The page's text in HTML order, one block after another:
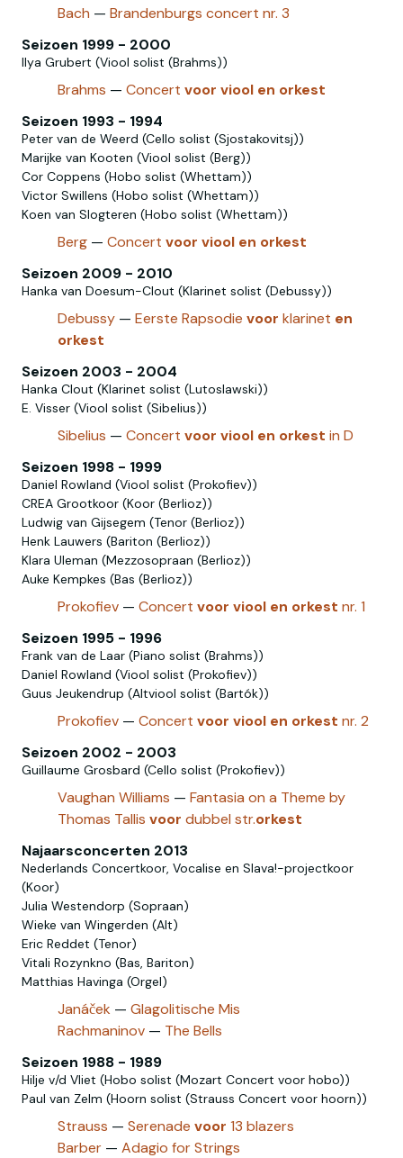
Bach — Brandenburgs concert nr. 3
Seizoen 1999 - 2000
Ilya Grubert (Viool solist (Brahms))
Brahms — Concert voor viool en orkest
Seizoen 1993 - 1994
Peter van de Weerd (Cello solist (Sjostakovitsj))
Marijke van Kooten (Viool solist (Berg))
Cor Coppens (Hobo solist (Whettam))
Victor Swillens (Hobo solist‎ (Whettam))
Koen van Slogteren (Hobo‎ solist‎‎ (Whettam))
Berg — Concert voor viool en orkest
Seizoen 2009 - 2010
Hanka van Doesum-Clout (Klarinet solist (Debussy))
Debussy — Eerste Rapsodie voor klarinet en
orkest
Seizoen 2003 - 2004
Hanka Clout (Klarinet solist (Lutoslawski))
E. Visser (Viool solist (Sibelius))
Sibelius — Concert voor viool en orkest in D
Seizoen 1998 - 1999
Daniel Rowland (Viool solist (Prokofiev))
CREA Grootkoor (Koor (Berlioz))
Ludwig van Gijsegem (Tenor (Berlioz))
Henk Lauwers (Bariton (Berlioz))
Klara Uleman (Mezzosopraan (Berlioz))
Auke Kempkes (Bas (Berlioz))
Prokofiev — Concert voor viool en orkest nr. 1
Seizoen 1995 - 1996
Frank van de Laar (Piano solist (Brahms))
Daniel Rowland (Viool solist (Prokofiev))
Guus Jeukendrup (Altviool solist (Bartók))
Prokofiev — Concert voor viool en orkest nr. 2
Seizoen 2002 - 2003
Guillaume Grosbard (Cello solist (Prokofiev))
Vaughan Williams — Fantasia on a Theme by
Thomas Tallis voor dubbel str.orkest
Najaarsconcerten 2013
Nederlands Concertkoor, Vocalise en Slava!-projectkoor
(Koor)
Julia Westendorp (Sopraan)
Wieke van Wingerden (Alt)
Eric Reddet (Tenor)
Vitali Rozynkno (Bas, Bariton)
Matthias Havinga (Orgel)
Janáček — Glagolitische Mis
Rachmaninov — The Bells
Seizoen 1988 - 1989
Hilje v/d Vliet (Hobo solist (Mozart Concert voor hobo))
Paul van Zelm (Hoorn solist (Strauss Concert voor hoorn))
Strauss — Serenade voor 13 blazers
Barber — Adagio for Strings